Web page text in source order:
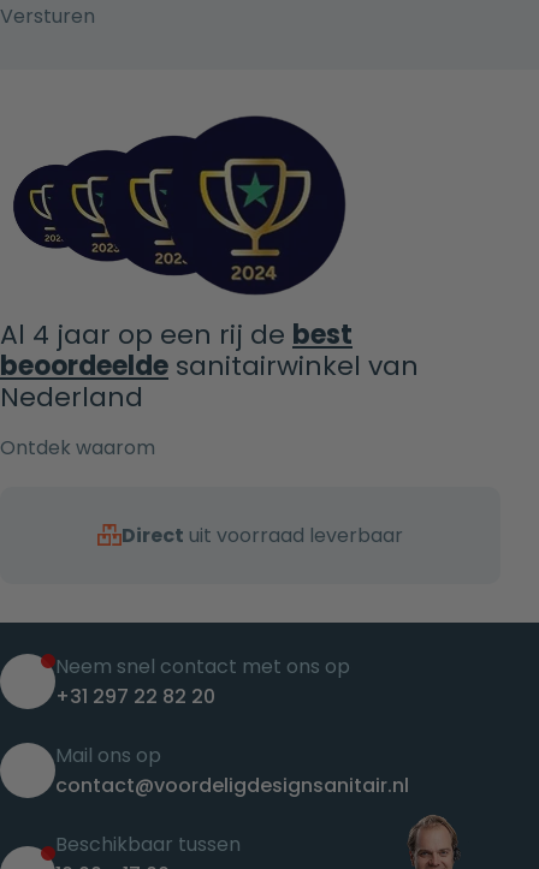
Al 4 jaar op een rij de best
beoordeelde sanitairwinkel van
Nederland
Ontdek waarom
Direct uit voorraad leverbaar
Neem snel contact met ons op
+31 297 22 82 20
Mail ons op
contact@voordeligdesignsanitair.nl
Beschikbaar tussen